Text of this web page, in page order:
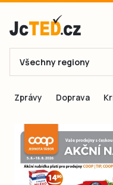
E-mail
Všechny regiony
Zprávy Doprava